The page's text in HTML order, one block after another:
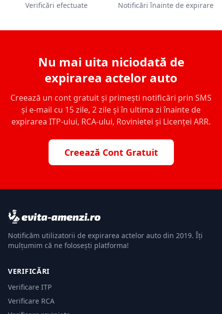
Verificări efectuate Notificări înainte de expirare
Nu mai uita niciodată de
expirarea actelor auto
Creează un cont gratuit și primești notificări prin SMS
și e-mail cu 15 zile, 2 zile și în ultima zi înainte de
expirarea ITP-ului, RCA-ului, Rovinietei și Licenței ARR.
Creează Cont Gratuit
Notificăm utilizatorii de expirarea actelor auto din 2019. Îți
mulțumim că ne folosești platforma!
VERIFICĂRI
Verificare ITP
Verificare RCA